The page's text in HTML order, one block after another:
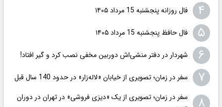
۴ فال روزانه پنجشنبه 15 مرداد ۱۴۰۵
۵ فال حافظ پنجشنبه 15 مرداد ۱۴۰۵
۶ شهردار در دفتر منشی‌اش دوربین مخفی نصب کرد و گیر افتاد!
۷ سفر در زمان؛ تصویری از خیابان «لاله‌زار» در حدود 140 سال قبل
سفر در زمان؛ تصویری از یک «دیزی فروشی» در تهران در دوران